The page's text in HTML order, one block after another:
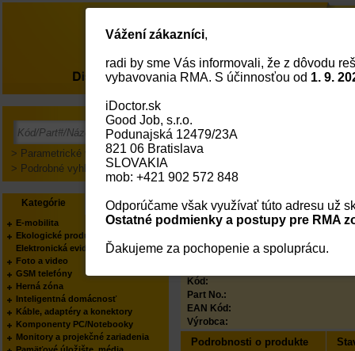
Produkt je vyradený!
Produkt už nie je v našej ponuke.
Kontaktujte, prosím, manažéra produktu:
Tomáš Ontkóc
Tomas.Ontkoc@also.com
Viewsonic herní
Kód:
Part No.:
EAN Kód:
Výrobca:
Podrobnosti o produkte
> Parametrické vyhľadávanie
> Podrobné vyhľadávanie
Kategórie Výrobcovia
E-mobilita
Ekologické produkty
Elektronická evidencia tržieb
Foto a video
GSM telefóny
Herná zóna
Inteligentná domácnosť
Káble, adaptéry a konektory
Komponenty PC/Notebooky
Monitory a projekčné zariadenia
O nás
Vážení zákazníci,
radi by sme Vás informovali, že z dôvodu
vybavovania RMA. S účinnosťou od 1. 9.
iDoctor.sk
Good Job, s.r.o.
Podunajská 12479/23A
821 06 Bratislava
SLOVAKIA
mob: +421 902 572 848
Odporúčame však využívať túto adresu už
Ostatné podmienky a postupy pre RMA
Ďakujeme za pochopenie a spoluprácu.